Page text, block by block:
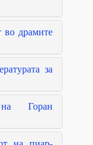
во драмите
за
Горан